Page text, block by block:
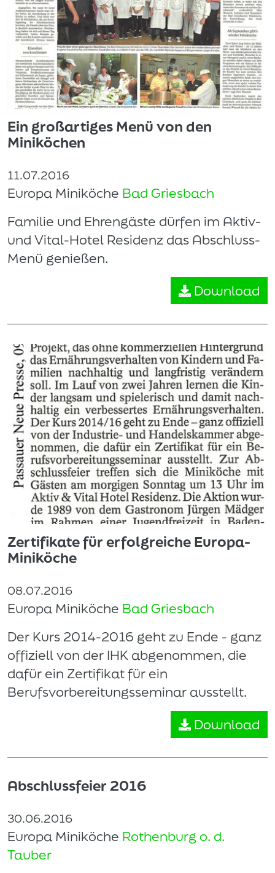
Ein großartiges Menü von den
Miniköchen
11.07.2016
Europa Miniköche Bad Griesbach
Familie und Ehrengäste dürfen im Aktiv-
und Vital-Hotel Residenz das Abschluss-
Menü genießen.
Download
Zertifikate für erfolgreiche Europa-
Miniköche
08.07.2016
Europa Miniköche Bad Griesbach
Der Kurs 2014-2016 geht zu Ende - ganz
offiziell von der IHK abgenommen, die
dafür ein Zertifikat für ein
Berufsvorbereitungsseminar ausstellt.
Download
Abschlussfeier 2016
30.06.2016
Europa Miniköche Rothenburg o. d.
Tauber